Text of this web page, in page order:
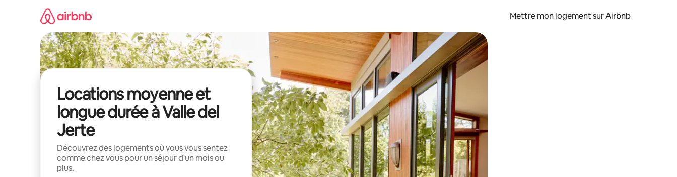
Mettre mon logement sur Airbnb
Locations moyenne et
longue durée à Valle del
Jerte
Découvrez des logements où vous vous sentez
comme chez vous pour un séjour d'un mois ou
plus.